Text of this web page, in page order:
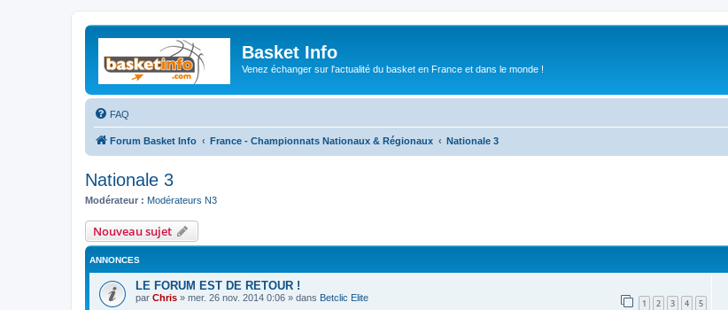
Basket Info
Venez échanger sur l'actualité du basket en France et dans le monde !
FAQ
Forum Basket Info France - Championnats Nationaux & Régionaux Nationale 3
Nationale 3
Modérateur : Modérateurs N3
Nouveau sujet
ANNONCES
LE FORUM EST DE RETOUR !
par Chris » mer. 26 nov. 2014 0:06 » dans Betclic Elite 1 2 3 4 5